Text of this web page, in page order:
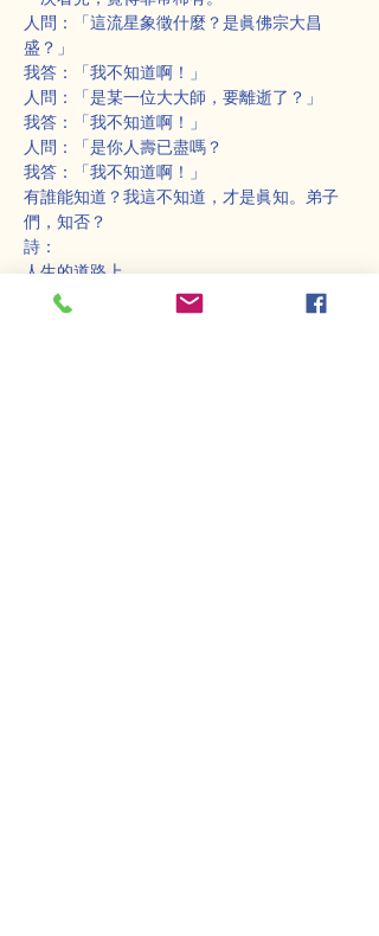
人問：「這流星象徵什麼？是眞佛宗大昌
盛？」
我答：「我不知道啊！」
人問：「是某一位大大師，要離逝了？」
我答：「我不知道啊！」
人問：「是你人壽已盡嗎？
我答：「我不知道啊！」
有誰能知道？我這不知道，才是眞知。弟子
們，知否？
詩：
人生的道路上
我還能夠走幾步
縱然能夠像太白金星